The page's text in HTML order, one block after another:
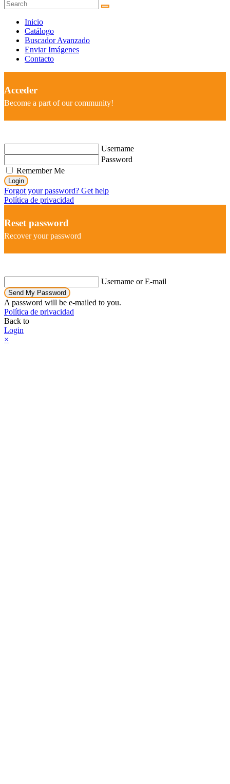
Inicio
Catálogo
Buscador Avanzado
Enviar Imágenes
Contacto
Acceder
Become a part of our community!
Username
Password
Remember Me
Login
Forgot your password? Get help
Política de privacidad
Reset password
Recover your password
Username or E-mail
Send My Password
A password will be e-mailed to you.
Política de privacidad
Back to
Login
×